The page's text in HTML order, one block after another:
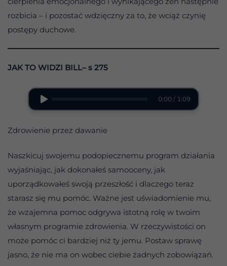
rozbicia – i pozostać wdzięczny za to, że wciąż czynię
postępy duchowe.
JAK TO WIDZI BILL– s 275
0:00 / 1:09
Zdrowienie przez dawanie
Naszkicuj swojemu podopiecznemu program działania
wyjaśniając, jak dokonałeś samooceny, jak
uporządkowałeś swoją przeszłość i dlaczego teraz
starasz się mu pomóc. Ważne jest uświadomienie mu,
że wzajemna pomoc odgrywa istotną rolę w twoim
własnym programie zdrowienia. W rzeczywistości on
może pomóc ci bardziej niż ty jemu. Postaw sprawę
jasno, że nie ma on wobec ciebie żadnych zobowiązań.